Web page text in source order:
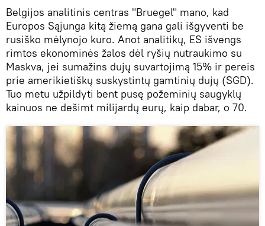
Belgijos analitinis centras "Bruegel" mano, kad
Europos Sąjunga kitą žiemą gana gali išgyventi be
rusiško mėlynojo kuro. Anot analitikų, ES išvengs
rimtos ekonominės žalos dėl ryšių nutraukimo su
Maskva, jei sumažins dujų suvartojimą 15% ir pereis
prie amerikietiškų suskystintų gamtinių dujų (SGD).
Tuo metu užpildyti bent pusę požeminių saugyklų
kainuos ne dešimt milijardų eurų, kaip dabar, o 70.